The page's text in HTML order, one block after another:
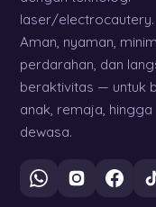
laser/electrocautery.
Aman, nyaman, minim
perdarahan, dan
beraktivitas — untuk
anak, remaja, hingga
dewasa.